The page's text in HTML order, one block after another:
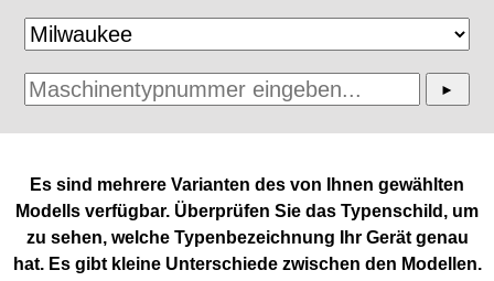
Es sind mehrere Varianten des von Ihnen gewählten
Modells verfügbar. Überprüfen Sie das Typenschild, um
zu sehen, welche Typenbezeichnung Ihr Gerät genau
hat. Es gibt kleine Unterschiede zwischen den Modellen.